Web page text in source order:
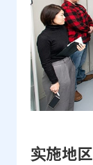
实施地区